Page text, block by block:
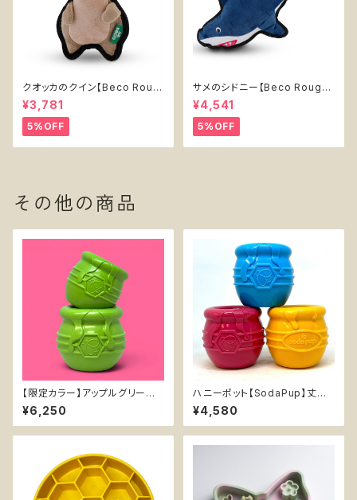
クオッカのクイン【Beco Roug
h & Tough Recycled Plasti
c Quokka】
¥3,781
5%OFF
サメのシドニー【Beco Rough
& Tough Recycled Plastic
Shark】
¥4,541
5%OFF
その他の商品
【限定カラー】アップルグリーンX
Lハニーポット【SodaPup】丈夫
な天然ゴム おやつ入れ可能 知
育玩具 ソダパップ Honey Pot
¥6,250
ハニーポット【SodaPup】丈夫
おやつ入れ可能 知育玩具 ソダ
パップ Honey Pot
¥4,580